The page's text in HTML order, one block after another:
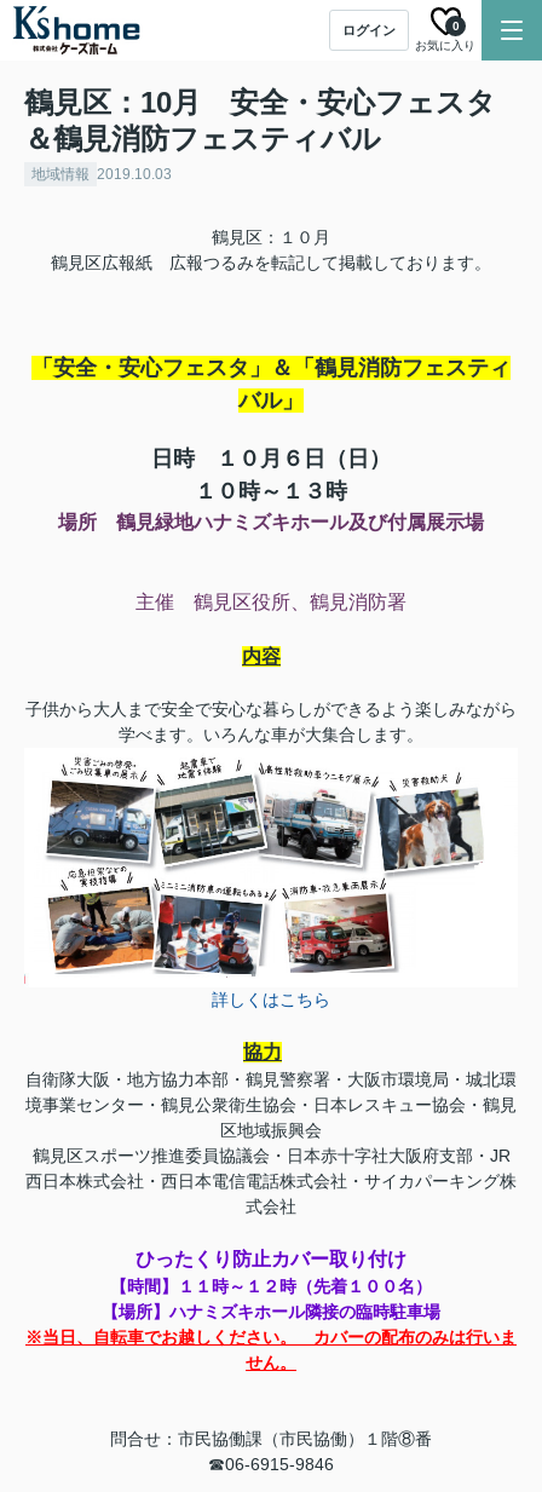
ログイン
お気に入り
0
鶴見区：10月 安全・安心フェスタ
＆鶴見消防フェスティバル
地域情報 2019.10.03
鶴見区：１０月
鶴見区広報紙 広報つるみを転記して掲載しております。
「安全・安心フェスタ」＆「鶴見消防フェスティ
バル」
日時 １０月６日（日）
１０時～１３時
場所 鶴見緑地ハナミズキホール及び付属展示場
主催 鶴見区役所、鶴見消防署
内容
子供から大人まで安全で安心な暮らしができるよう楽しみながら
学べます。いろんな車が大集合します。
詳しくはこちら
協力
自衛隊大阪・地方協力本部・鶴見警察署・大阪市環境局・城北環
境事業センター・鶴見公衆衛生協会・日本レスキュー協会・鶴見
区地域振興会
鶴見区スポーツ推進委員協議会・日本赤十字社大阪府支部・JR
西日本株式会社・西日本電信電話株式会社・サイカパーキング株
式会社
ひったくり防止カバー取り付け
【時間】１１時～１２時（先着１００名）
【場所】ハナミズキホール隣接の臨時駐車場
※当日、自転車でお越しください。 カバーの配布のみは行いま
せん。
問合せ：市民協働課（市民協働）１階⑧番
☎06-6915-9846